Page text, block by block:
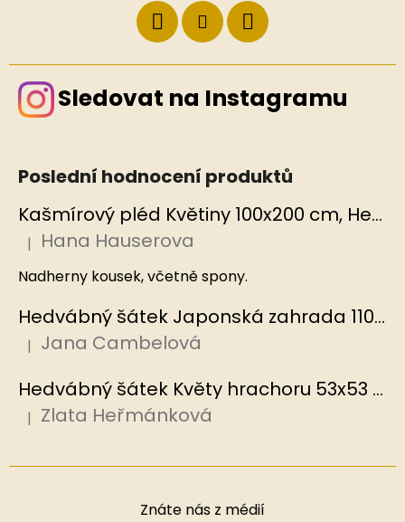
Sledovat na Instagramu
Poslední hodnocení produktů
Kašmírový pléd Květiny 100x200 cm, Hedvábný svět
Hodnocení produktu je 5 z 5 hvězdiček.
| Hana Hauserova
Nadherny kousek, včetně spony.
Hedvábný šátek Japonská zahrada 110x110 cm v dárkovém balení, HEDVÁBNÝ SVĚT
Hodnocení produktu je 5 z 5 hvězdiček.
| Jana Cambelová
Hedvábný šátek Květy hrachoru 53x53 cm v dárkovém balení, HEDVÁBNÝ SVĚT
Hodnocení produktu je 5 z 5 hvězdiček.
| Zlata Heřmánková
Znáte nás z médií